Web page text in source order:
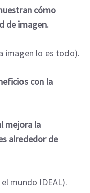
cómo
de imagen.
imagen lo es todo).
con la
mejora la
alrededor de
el mundo IDEAL).